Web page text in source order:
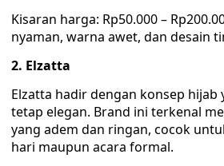
Kisaran harga: Rp50.000 –
nyaman, warna awet, dan desain
2. Elzatta
Elzatta hadir dengan konsep hijab
tetap elegan. Brand ini terkenal
yang adem dan ringan, cocok
hari maupun acara formal.